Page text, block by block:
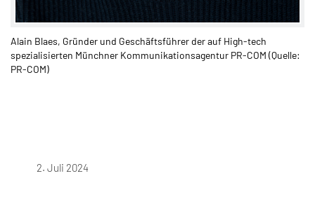
Alain Blaes, Gründer und Geschäftsführer der auf High-tech
spezialisierten Münchner Kommunikationsagentur PR-COM (Quelle:
PR-COM)
2. Juli 2024